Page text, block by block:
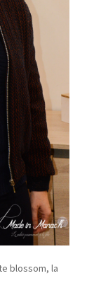
blossom, la